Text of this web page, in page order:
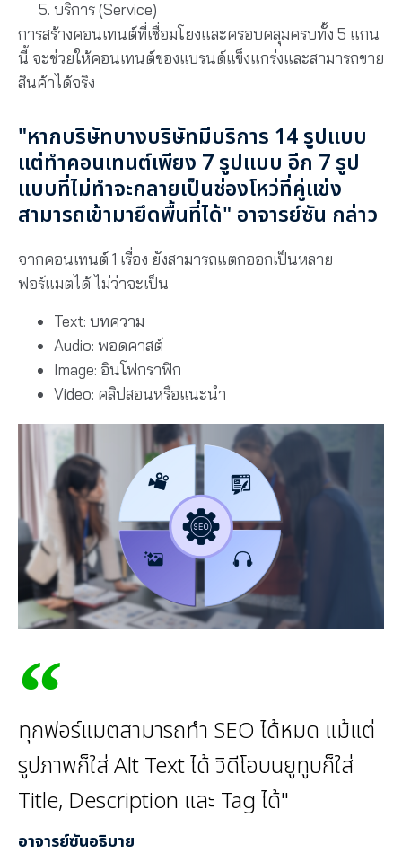
บริการ (Service)
การสร้างคอนเทนต์ที่เชื่อมโยงและครอบคลุมครบทั้ง 5 แกน
นี้ จะช่วยให้คอนเทนต์ของแบรนด์แข็งแกร่งและสามารถขาย
สินค้าได้จริง
"หากบริษัทบางบริษัทมีบริการ 14 รูปแบบ
แต่ทำคอนเทนต์เพียง 7 รูปแบบ อีก 7 รูป
แบบที่ไม่ทำจะกลายเป็นช่องโหว่ที่คู่แข่ง
สามารถเข้ามายึดพื้นที่ได้" อาจารย์ซัน กล่าว
จากคอนเทนต์ 1 เรื่อง ยังสามารถแตกออกเป็นหลาย
ฟอร์แมตได้ ไม่ว่าจะเป็น
Text: บทความ
Audio: พอดคาสต์
Image: อินโฟกราฟิก
Video: คลิปสอนหรือแนะนำ
ทุกฟอร์แมตสามารถทำ SEO ได้หมด แม้แต่
รูปภาพก็ใส่ Alt Text ได้ วิดีโอบนยูทูบก็ใส่
Title, Description และ Tag ได้"
อาจารย์ซันอธิบาย